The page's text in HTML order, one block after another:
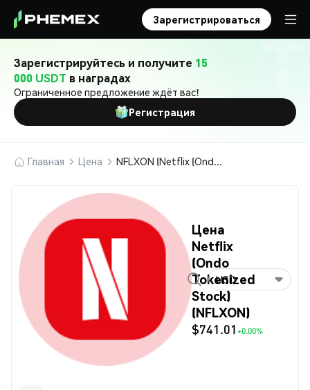
Зарегистрироваться
Зарегистрируйтесь и получите 15
000 USDT в наградах
Ограниченное предложение ждёт вас!
Регистрация
Главная Цена NFLXON (Netflix (Ondo Tokenized Stock))
Цена
Netflix
(Ondo
Tokenized
Stock)
(NFLXON)
$741.01 +0.00%
USD